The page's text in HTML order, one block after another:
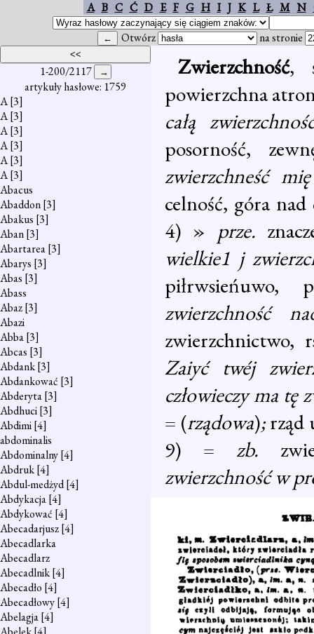
A B C Ć D E F G H I J K L Ł M N
Otwórz na stronie
1-200/2117
artykuły hasłowe: 1759
A[3]
A[3]
A[3]
A[3]
A[3]
A[3]
Abacus
Abaddon[3]
Abakus [3]
Aban[3]
Abartarea[3]
Abarys [3]
Abas [3]
Abass
Abaz[3]
Abazi
Abba[3]
Abcas [3]
Abdank[3]
Abdankować [3]
Abderyta[3]
Abdhuci[3]
Abdimi[4]
abdominalis
Abdominalny[4]
Abdruk[4]
Abdul-medżyd[4]
Abdykacja[4]
Abdykować [4]
Abecadarjusz[4]
Abecadlarka
Abecadlarz
Abecadlnik[4]
Abecadło [4]
Abecadłowy[4]
Abelagja[4]
Zwierzchność,
powierzchna
całą
posorność,
zwierzchneść
celność, góra
4) » prze.
wielkie1 j
piłrwsieńuwo,
zwierzchność
zwierzchnictwo,
Zaiyć twéj
człowieczy ma tę
= (rządowa);rząd
9) = zb.
zwierzchność w